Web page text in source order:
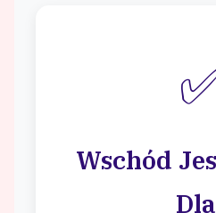
Wschód